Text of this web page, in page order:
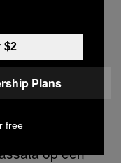
de
dit is de
smeert. Je
veel andere
Of
op een
$2
Plans
free